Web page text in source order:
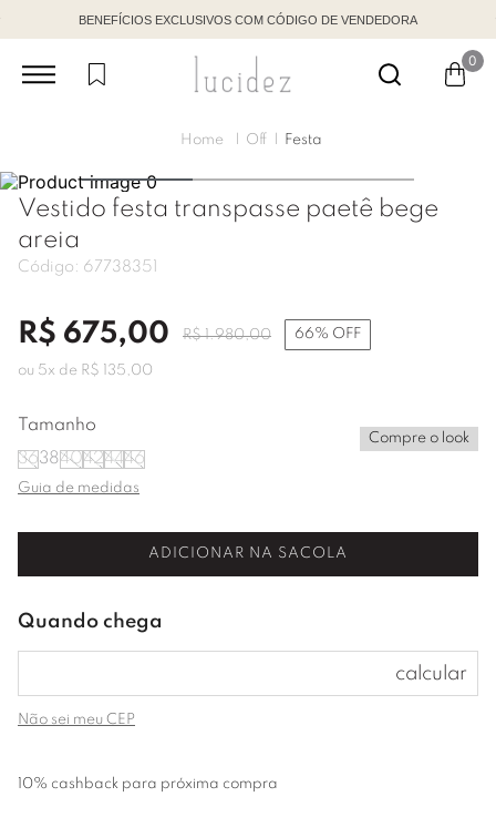
BENEFÍCIOS EXCLUSIVOS COM CÓDIGO DE VENDEDORA
0
Off Festa
Vestido festa transpasse paetê bege
areia
Código: 67738351
R$ 675,00 R$ 1.980,00 66% OFF
ou 5x de R$ 135 ,00
Tamanho
363840424446
Compre o look
Guia de medidas
ADICIONAR NA SACOLA
Não sei meu CEP
10% cashback para próxima compra